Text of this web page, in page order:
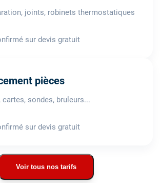
joints, robinets thermostatiques
sur devis gratuit
pièces
cartes, sondes, bruleurs...
sur devis gratuit
Voir tous nos tarifs